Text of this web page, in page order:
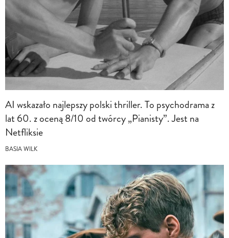
AI wskazało najlepszy polski thriller. To psychodrama z
lat 60. z oceną 8/10 od twórcy „Pianisty”. Jest na
Netfliksie
BASIA WILK